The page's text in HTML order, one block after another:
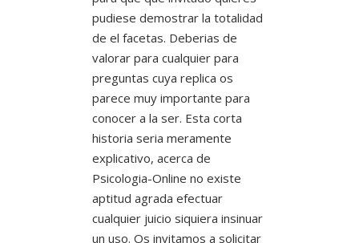
pudiese demostrar la totalidad
de el facetas. Deberias de
valorar para cualquier para
preguntas cuya replica os
parece muy importante para
conocer a la ser. Esta corta
historia seri­a meramente
explicativo, acerca de
Psicologia-Online no existe
aptitud agrada efectuar
cualquier juicio siquiera insinuar
un uso. Os invitamos a solicitar